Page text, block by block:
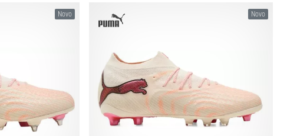
39 40 40½ 41 42 42½ 43 44 44½ 45 46 46½ 47
Novo Novo